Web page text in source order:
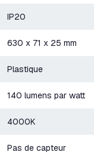
IP20
630 x 71 x 25 mm
Plastique
140 lumens par watt
4000K
Pas de capteur